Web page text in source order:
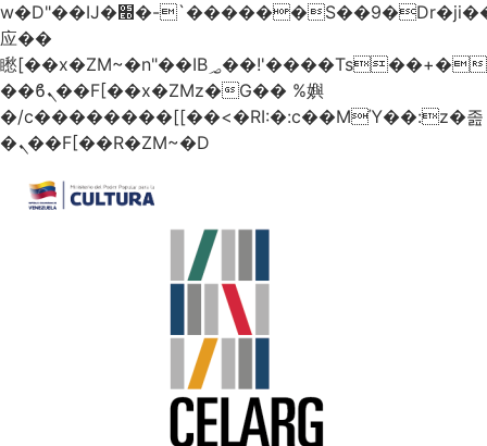
w�D"��IJ�׭�-`������S��9�Dr�ji��EJ߅��gJ�
应��
矁[��x�ZM~�n"��IB؃��!'����Тѕ��+��(m��IK�ʭ�/|
��ϐܢ��F[��x�ZMz�G�� %嬩
�/c��������[[��<�RI:�:c��MΎ��:z�졾
�ܢ��F[��R�ZM~�D